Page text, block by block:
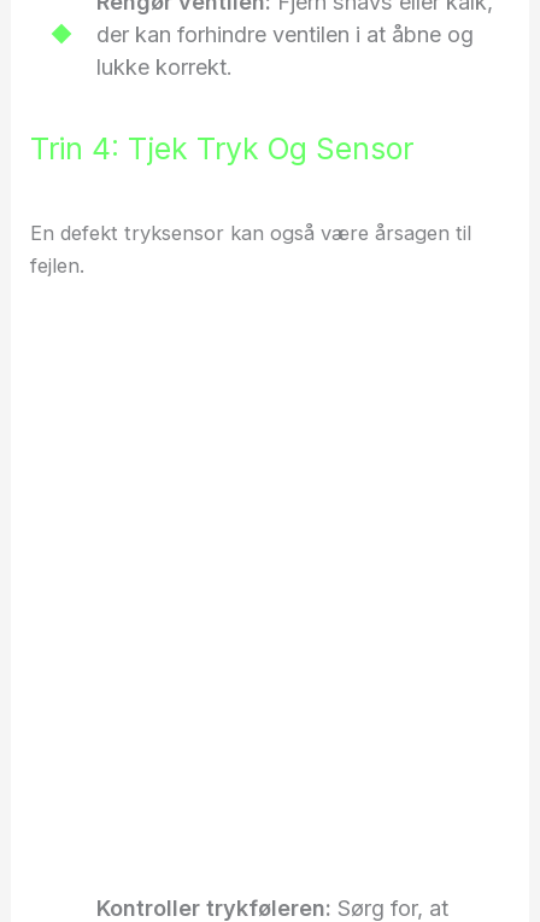
der kan forhindre ventilen i at åbne og
lukke korrekt.
Trin 4: Tjek Tryk Og Sensor
En defekt tryksensor kan også være årsagen til
fejlen.
Kontroller trykføleren: Sørg for, at